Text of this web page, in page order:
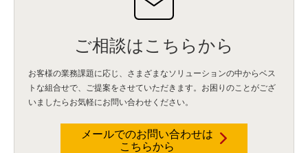
ご相談はこちらから
お客様の業務課題に応じ、さまざまなソリューションの中からベス
トな組合せで、
ご提案をさせていただきます。お困りのことがござ
いましたらお気軽にお問い合わせください。
メールでのお問い合わせは
こちらから